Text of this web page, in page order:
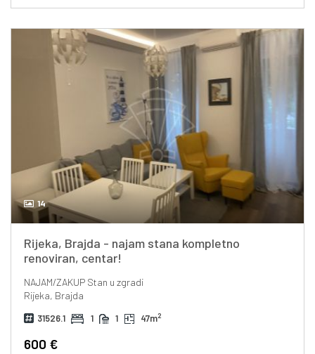
14
Rijeka, Brajda - najam stana kompletno
renoviran, centar!
NAJAM/ZAKUPStan u zgradi
Rijeka, Brajda
31526.1 1 1 47m2
600 €